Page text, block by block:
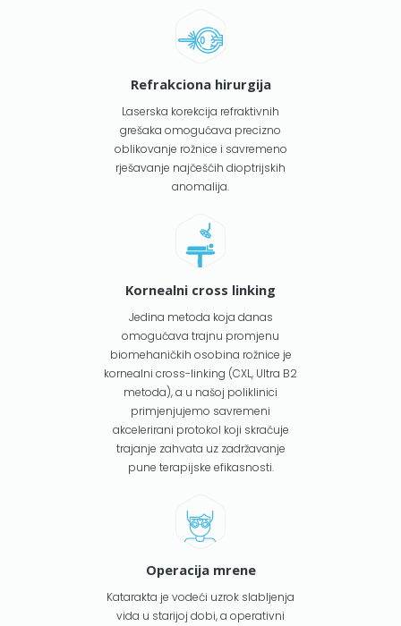
Refrakciona hirurgija
Laserska korekcija refraktivnih
grešaka omogućava precizno
oblikovanje rožnice i savremeno
rješavanje najčešćih dioptrijskih
anomalija.
Kornealni cross linking
Jedina metoda koja danas
omogućava trajnu promjenu
biomehaničkih osobina rožnice je
kornealni cross-linking (CXL, Ultra B2
metoda), a u našoj poliklinici
primjenjujemo savremeni
akcelerirani protokol koji skraćuje
trajanje zahvata uz zadržavanje
pune terapijske efikasnosti.
Operacija mrene
Katarakta je vodeći uzrok slabljenja
vida u starijoj dobi, a operativni